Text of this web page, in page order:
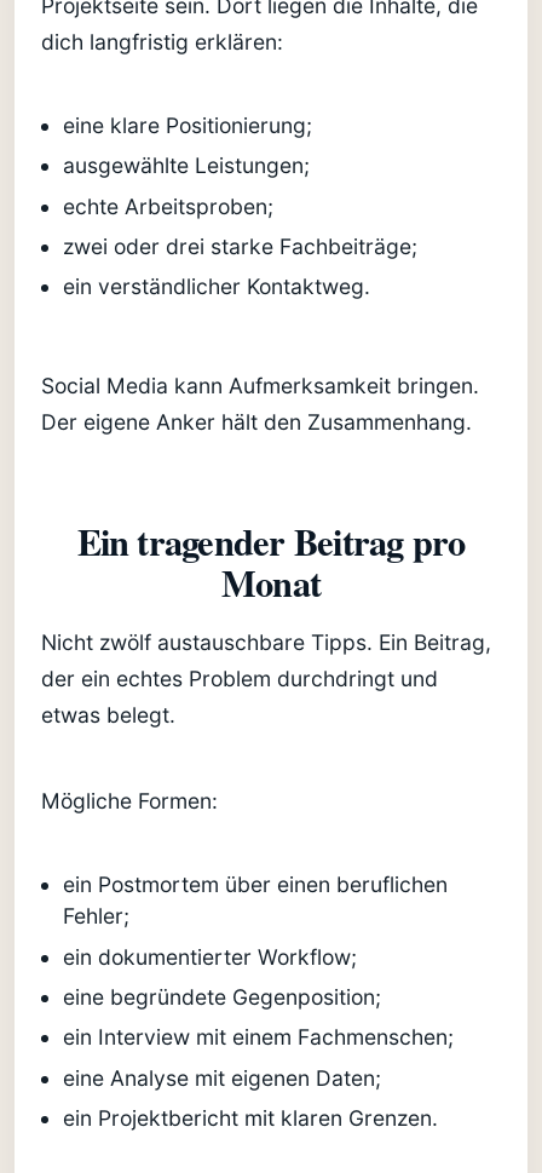
Projektseite sein. Dort liegen die Inhalte, die
dich langfristig erklären:
eine klare Positionierung;
ausgewählte Leistungen;
echte Arbeitsproben;
zwei oder drei starke Fachbeiträge;
ein verständlicher Kontaktweg.
Social Media kann Aufmerksamkeit bringen.
Der eigene Anker hält den Zusammenhang.
Ein tragender Beitrag pro
Monat
Nicht zwölf austauschbare Tipps. Ein Beitrag,
der ein echtes Problem durchdringt und
etwas belegt.
Mögliche Formen:
ein Postmortem über einen beruflichen
Fehler;
ein dokumentierter Workflow;
eine begründete Gegenposition;
ein Interview mit einem Fachmenschen;
eine Analyse mit eigenen Daten;
ein Projektbericht mit klaren Grenzen.